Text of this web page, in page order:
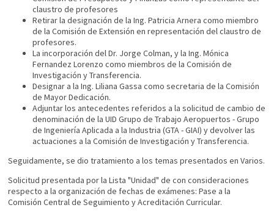
claustro de profesores
Retirar la designación de la Ing. Patricia Arnera como miembro
de la Comisión de Extensión en representación del claustro de
profesores.
La incorporación del Dr. Jorge Colman, y la Ing. Mónica
Fernandez Lorenzo como miembros de la Comisión de
Investigación y Transferencia.
Designar a la Ing. Liliana Gassa como secretaria de la Comisión
de Mayor Dedicación.
Adjuntar los antecedentes referidos a la solicitud de cambio de
denominación de la UID Grupo de Trabajo Aeropuertos - Grupo
de Ingeniería Aplicada a la Industria (GTA - GIAI) y devolver las
actuaciones a la Comisión de Investigación y Transferencia.
Seguidamente, se dio tratamiento a los temas presentados en Varios.
Solicitud presentada por la Lista "Unidad" de con consideraciones
respecto a la organización de fechas de exámenes: Pase a la
Comisión Central de Seguimiento y Acreditación Curricular.